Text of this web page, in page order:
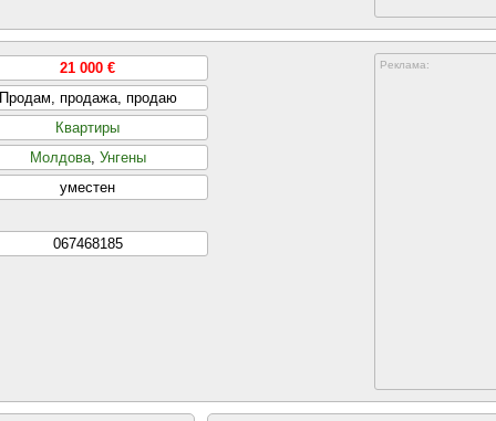
21 000 €
продажа, продаю
Квартиры
Молдова, Унгены
уместен
067468185
Реклама: